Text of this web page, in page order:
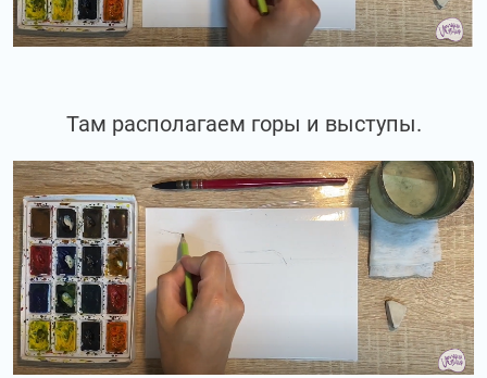
Там располагаем горы и выступы.